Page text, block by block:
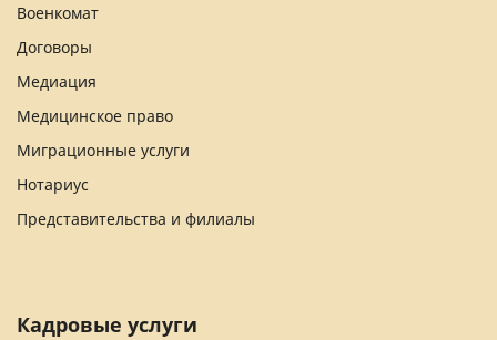
Военкомат
Договоры
Медиация
Медицинское право
Миграционные услуги
Нотариус
Представительства и филиалы
Кадровые услуги